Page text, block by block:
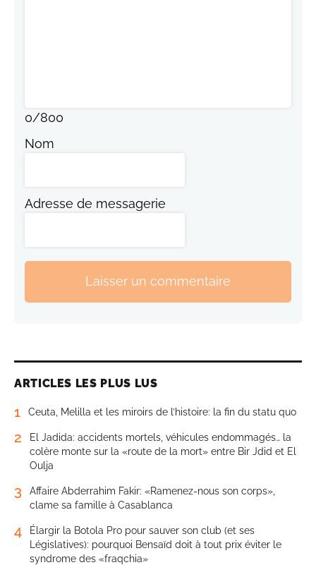
0/800
Nom
Adresse de messagerie
Laisser un commentaire
ARTICLES LES PLUS LUS
1 Ceuta, Melilla et les miroirs de l’histoire: la fin du statu quo
2
El Jadida: accidents mortels, véhicules endommagés… la
colère monte sur la «route de la mort» entre Bir Jdid et El
Oulja
3
Affaire Abderrahim Fakir: «Ramenez-nous son corps»,
clame sa famille à Casablanca
4
Élargir la Botola Pro pour sauver son club (et ses
Législatives): pourquoi Bensaïd doit à tout prix éviter le
syndrome des «fraqchia»